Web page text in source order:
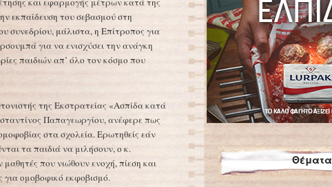
εκπαίδευση του σεβασμού στη
συνεδρίου, μάλιστα, η Επίτροπος για
για να ενισχύσει την ανάγκη
παιδιών απ’ όλο τον κόσμο που
της Εκστρατείας «Ασπίδα κατά
Παπαγεωργίου, ανέφερε πως
στα σχολεία. Ερωτηθείς εάν
τα παιδιά να μιλήσουν, ο κ.
που νιώθουν ενοχή, πίεση και
για ομοβοφικό εκφοβισμό.
Θέματα